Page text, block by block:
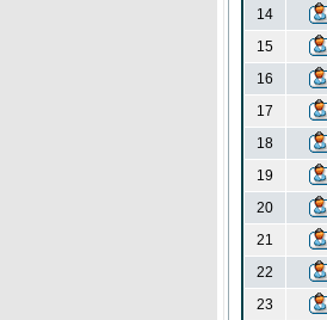
14
15
16
17
18
19
20
21
22
23